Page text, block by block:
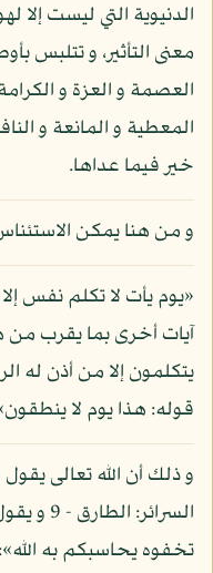
الدنيوية التي ليست إلا
معنى التأثير، و تتلبس
العصمة و العزة و
المعطية و المانعة و
خير فيما عداها.
و من هنا يمكن
«يوم يأت لا تكلم نفس
آيات أخرى بما يقرب من
قوله: هذا يوم لا
و ذلك أن الله تعالى